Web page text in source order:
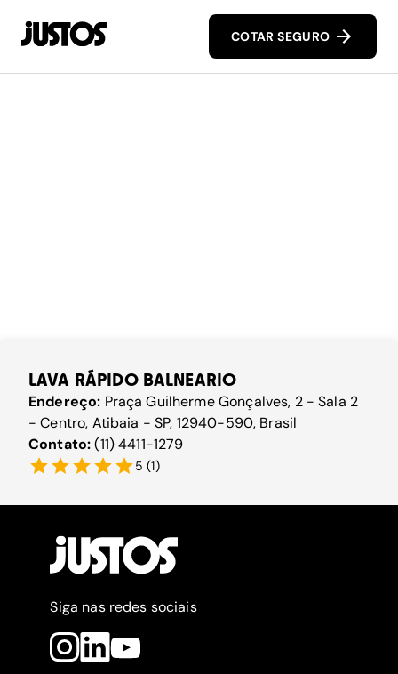
COTAR SEGURO
LAVA RÁPIDO BALNEARIO
Endereço: Praça Guilherme Gonçalves, 2 - Sala 2
- Centro, Atibaia - SP, 12940-590, Brasil
Contato:(11) 4411-1279
5 (1)
Siga nas redes sociais